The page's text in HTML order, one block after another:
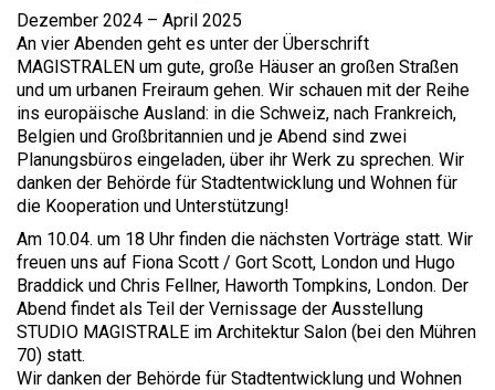
Dezember 2024 – April 2025
An vier Abenden geht es unter der Überschrift
MAGISTRALEN um gute, große Häuser an großen Straßen
und um urbanen Freiraum gehen. Wir schauen mit der Reihe
ins europäische Ausland: in die Schweiz, nach Frankreich,
Belgien und Großbritannien und je Abend sind zwei
Planungsbüros eingeladen, über ihr Werk zu sprechen. Wir
danken der Behörde für Stadtentwicklung und Wohnen für
die Kooperation und Unterstützung!
Am 10.04. um 18 Uhr finden die nächsten Vorträge statt. Wir
freuen uns auf Fiona Scott / Gort Scott, London und Hugo
Braddick und Chris Fellner, Haworth Tompkins, London. Der
Abend findet als Teil der Vernissage der Ausstellung
STUDIO MAGISTRALE im Architektur Salon (bei den Mühren
70) statt.
Wir danken der Behörde für Stadtentwicklung und Wohnen